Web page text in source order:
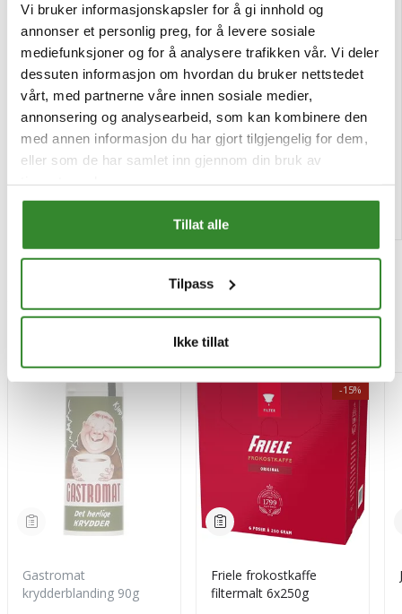
Vi bruker informasjonskapsler for å gi innhold og
annonser et personlig preg, for å levere sosiale
mediefunksjoner og for å analysere trafikken vår. Vi deler
dessuten informasjon om hvordan du bruker nettstedet
vårt, med partnerne våre innen sosiale medier,
annonsering og analysearbeid, som kan kombinere den
med annen informasjon du har gjort tilgjengelig for dem,
eller som de har samlet inn gjennom din bruk av
Tillat alle
Tilpass
Ikke tillat
Toro bearnaise paste 3kg
Pris
kr 398,26 /boks
Tilgjengelig
Kjøp
Toro hvit saus kok&kjøl
800g
Pris
kr 240,59
Bestillingsvare
Kjøp
Gastromat
krydderblanding 90g
-15%
Friele frokostkaffe
filtermalt 6x250g